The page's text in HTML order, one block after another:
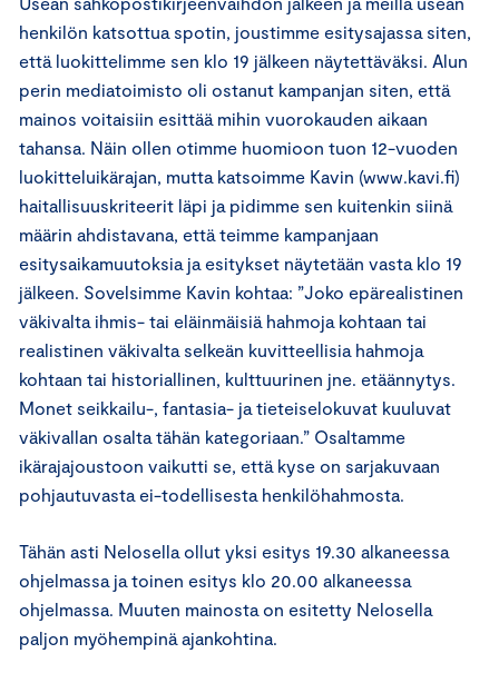
henkilön katsottua spotin, joustimme esitysajassa siten,
että luokittelimme sen klo 19 jälkeen näytettäväksi. Alun
perin mediatoimisto oli ostanut kampanjan siten, että
mainos voitaisiin esittää mihin vuorokauden aikaan
tahansa. Näin ollen otimme huomioon tuon 12-vuoden
luokitteluikärajan, mutta katsoimme Kavin (www.kavi.fi)
haitallisuuskriteerit läpi ja pidimme sen kuitenkin siinä
määrin ahdistavana, että teimme kampanjaan
esitysaikamuutoksia ja esitykset näytetään vasta klo 19
jälkeen. Sovelsimme Kavin kohtaa: ”Joko epärealistinen
väkivalta ihmis- tai eläinmäisiä hahmoja kohtaan tai
realistinen väkivalta selkeän kuvitteellisia hahmoja
kohtaan tai historiallinen, kulttuurinen jne. etäännytys.
Monet seikkailu-, fantasia- ja tieteiselokuvat kuuluvat
väkivallan osalta tähän kategoriaan.” Osaltamme
ikärajajoustoon vaikutti se, että kyse on sarjakuvaan
pohjautuvasta ei-todellisesta henkilöhahmosta.
Tähän asti Nelosella ollut yksi esitys 19.30 alkaneessa
ohjelmassa ja toinen esitys klo 20.00 alkaneessa
ohjelmassa. Muuten mainosta on esitetty Nelosella
paljon myöhempinä ajankohtina.